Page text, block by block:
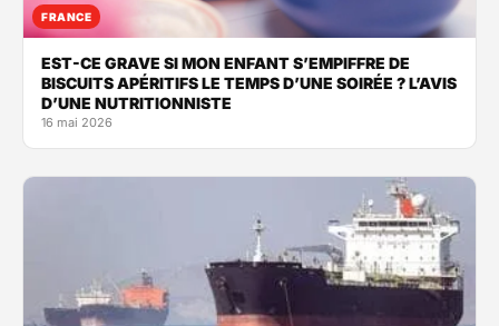
FRANCE
EST-CE GRAVE SI MON ENFANT S’EMPIFFRE DE
BISCUITS APÉRITIFS LE TEMPS D’UNE SOIRÉE ? L’AVIS
D’UNE NUTRITIONNISTE
16 mai 2026